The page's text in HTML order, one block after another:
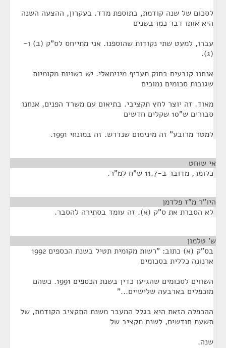
לסכום של שנה קודמת, בתוספת מדד. בעקרון, ההצעה השנה
היא אותו דבר כמו בשנים
עברו, למעט שתי נקודות שהוספנו. אני מתייחס לס"ק (ב) ו-
(ג).
אנחנו קובעים בחוק תעריף מינימאלי. יש רשויות מקומיות
שגובות סכומים נמוכים
מאוד. זה יוצר לחץ תקציבי. בתיאום עם משרד הפנים, אנחנו
סבורים ש"10 שקלים חדשים
למטר מרובע" זה מינימום שנדרש. זה במונחי 1991.
אי שוחט
כלומר, מדובר ב-11.7 ש"ח למ"ר.
היו"ר מ"ז פלדמן
לא הסברת את ס"ק (א). זה עומד בסתירה להסבר.
ש' טלמון
בס"ק (א) כתוב: "רשות מקומית תטיל בשנת הכספים 1992
ארנונה כללית בסכומים
השווים לסכומים שהגיעו כדין בשנת הכספים 1991. כשהם
מוכפלים בארבעה שלישיים..."
ההכפלה הזאת היא בגלל המעבר משנת התקציב הקודמת, של
תשעת חודשים, לשנת תקציב של
שנה.